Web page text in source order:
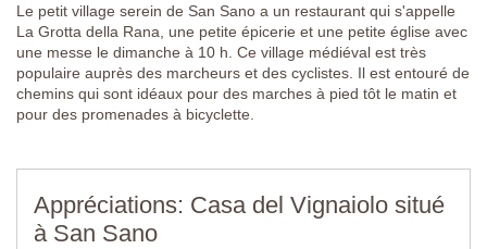
Le petit village serein de San Sano a un restaurant qui s'appelle
La Grotta della Rana, une petite épicerie et une petite église avec
une messe le dimanche à 10 h. Ce village médiéval est très
populaire auprès des marcheurs et des cyclistes. Il est entouré de
chemins qui sont idéaux pour des marches à pied tôt le matin et
pour des promenades à bicyclette.
Appréciations: Casa del Vignaiolo situé
à San Sano